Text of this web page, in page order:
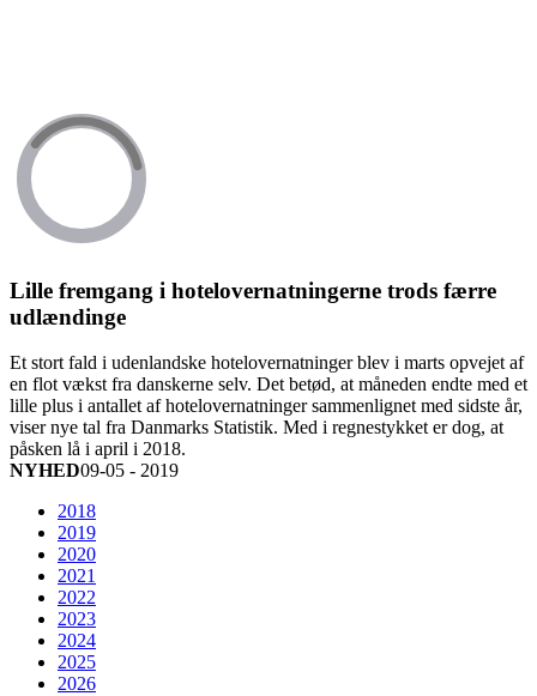
Lille fremgang i hotelovernatningerne trods færre
udlændinge
Et stort fald i udenlandske hotelovernatninger blev i marts opvejet af
en flot vækst fra danskerne selv. Det betød, at måneden endte med et
lille plus i antallet af hotelovernatninger sammenlignet med sidste år,
viser nye tal fra Danmarks Statistik. Med i regnestykket er dog, at
påsken lå i april i 2018.
NYHED09-05 - 2019
2018
2019
2020
2021
2022
2023
2024
2025
2026